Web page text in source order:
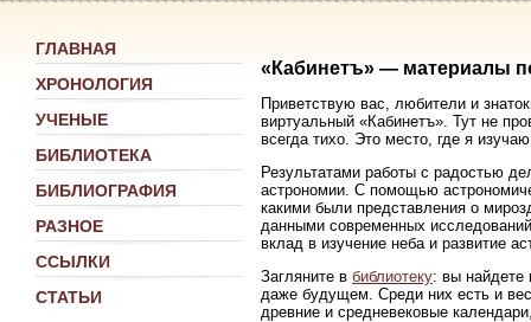
ГЛАВНАЯ
ХРОНОЛОГИЯ
УЧЕНЫЕ
БИБЛИОТЕКА
БИБЛИОГРАФИЯ
РАЗНОЕ
ССЫЛКИ
СТАТЬИ
«Кабинетъ» — материалы
Приветствую вас, любители и
виртуальный «Кабинетъ». Тут не
всегда тихо. Это место, где я
Результатами работы с радостью
астрономии. С помощью
какими были представления о
данными современных
вклад в изучение неба и развитие
Загляните в библиотеку: вы найдете
даже будущем. Среди них есть и
древние и средневековые